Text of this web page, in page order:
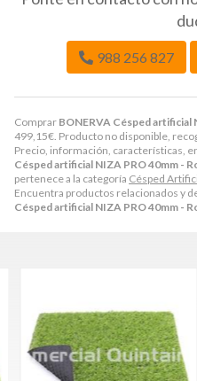
Comprar BONERVA Césped artificial
499,15€. Producto no disponible,
Precio, información, características,
Césped artificial NIZA PRO 40mm -
pertenece a la categoría Césped
Encuentra productos relacionados y
Césped artificial NIZA PRO 40mm -
988 256 827